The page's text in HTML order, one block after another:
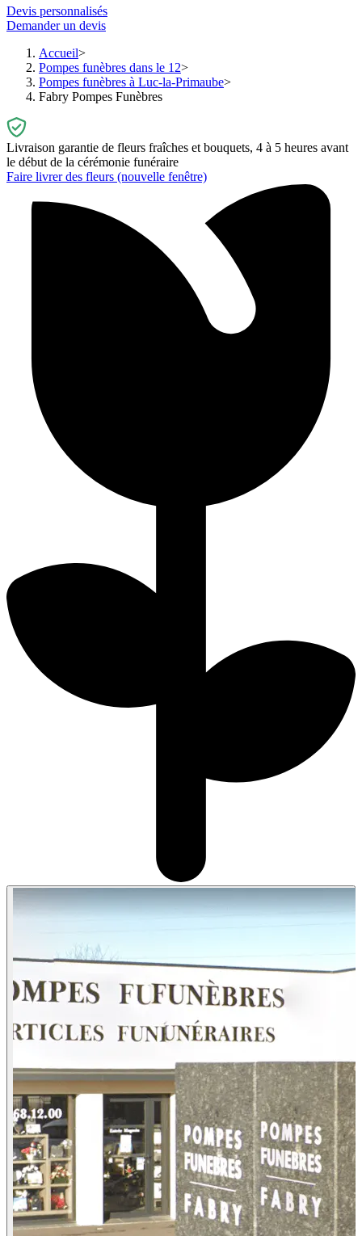
Devis personnalisés
Demander un devis
Accueil
Pompes funèbres dans le 12
Pompes funèbres à Luc-la-Primaube
Fabry Pompes Funèbres
Livraison garantie de fleurs fraîches et bouquets, 4 à 5 heures avant
le début de la cérémonie funéraire
Faire livrer des fleurs (nouvelle fenêtre)